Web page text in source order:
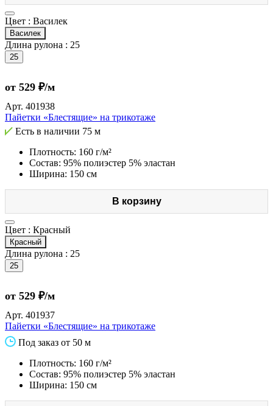
Цвет : Василек
Василек
Длина рулона : 25
25
от 529 ₽/м
Арт. 401938
Пайетки «Блестящие» на трикотаже
Есть в наличии 75 м
Плотность: 160 г/м²
Состав: 95% полиэстер 5% эластан
Ширина: 150 см
В корзину
Цвет : Красный
Красный
Длина рулона : 25
25
от 529 ₽/м
Арт. 401937
Пайетки «Блестящие» на трикотаже
Под заказ от 50 м
Плотность: 160 г/м²
Состав: 95% полиэстер 5% эластан
Ширина: 150 см